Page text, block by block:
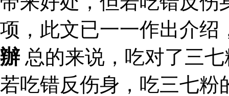
项，此文已一一作出介
辦 总的来说，吃对了三
若吃错反伤身，吃三七粉